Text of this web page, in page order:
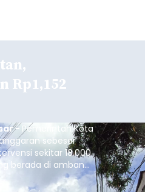
Rp1,152
- Pemerintah Kota
sebesar
sekitar 18.000
berada di ambang
ini diambil
berada pada